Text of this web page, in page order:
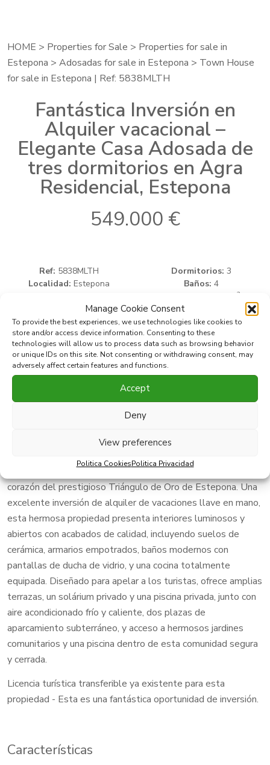
Manage Cookie Consent
To provide the best experiences, we use technologies like cookies to
store and/or access device information. Consenting to these
technologies will allow us to process data such as browsing behavior
or unique IDs on this site. Not consenting or withdrawing consent, may
adversely affect certain features and functions.
Accept
Deny
View preferences
Politica CookiesPolitica Privacidad
HOME > Properties for Sale > Properties for sale in
Estepona > Adosadas for sale in Estepona > Town House
for sale in Estepona | Ref: 5838MLTH
Fantástica Inversión en
Alquiler vacacional –
Elegante Casa Adosada de
tres dormitorios en Agra
Residencial, Estepona
549.000 €
Ref: 5838MLTH
Localidad: Estepona
Adosada
Dormitorios: 3
Baños: 4
2
Terraza:
Imprimir PDF Favorito
Compartir esta propiedad con
Elegante casa adosada de tres dormitorios situada en la
comunidad cerrada de Agra Residencial, un encantador
situadas junto al Campanario Golf & Country Club, en el
corazón del prestigioso Triángulo de Oro de Estepona. Una
excelente inversión de alquiler de vacaciones llave en mano,
esta hermosa propiedad presenta interiores luminosos y
abiertos con acabados de calidad, incluyendo suelos de
cerámica, armarios empotrados, baños modernos con
pantallas de ducha de vidrio, y una cocina totalmente
equipada. Diseñado para apelar a los turistas, ofrece amplias
terrazas, un solárium privado y una piscina privada, junto con
aire acondicionado frío y caliente, dos plazas de
aparcamiento subterráneo, y acceso a hermosos jardines
comunitarios y una piscina dentro de esta comunidad segura
y cerrada.
Licencia turística transferible ya existente para esta
propiedad - Esta es una fantástica oportunidad de inversión.
Características